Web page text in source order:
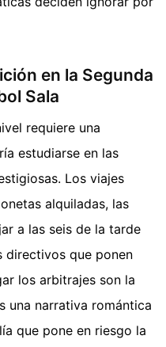
en la Segunda
Sala
requiere una
estudiarse en las
Los viajes
alquiladas, las
a las seis de la tarde
directivos que ponen
los arbitrajes son la
una narrativa romántica
que pone en riesgo la